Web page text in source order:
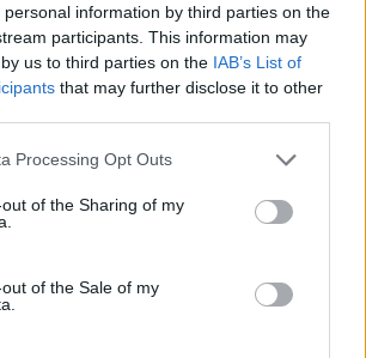
information by third parties on the
participants. This information may
us to third parties on the IAB’s List of
that may further disclose it to other
Processing Opt Outs
of the Sharing of my
of the Sale of my
Σκιάθος: 15χρονος καταγγέλλει
17χρονο για σεξουαλική
κακοποίηση επί χρόνια
ανήλικος ενημέρωσε τους γονείς του και
Σκιάθου στις 8 Αυγούστου - δικογραφία
έχει ήδη σχηματιστεί.
τη Borussia Dortmund κόντρα
στην Arsenal του Τζόλη